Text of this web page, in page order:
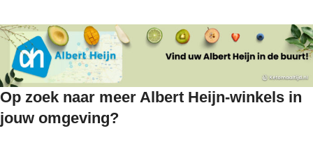
Op zoek naar meer Albert Heijn-winkels in
jouw omgeving?